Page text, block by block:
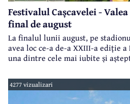
Festivalul Cașcavelei -
final de august
La finalul lunii august, pe
avea loc ce-a de-a XXIII-a ediție
una dintre cele mai iubite și
4277 vizualizari